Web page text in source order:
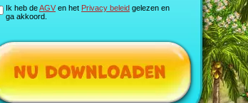
Ik heb deAGV en het Privacy beleid gelezen en
ga akkoord.